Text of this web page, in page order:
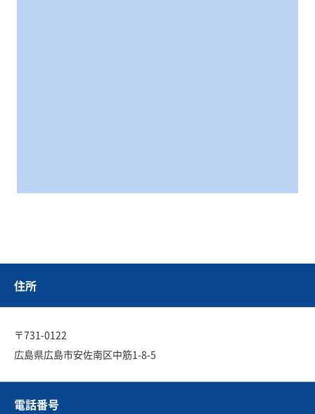
住所
〒731-0122
広島県広島市安佐南区中筋1-8-5
電話番号